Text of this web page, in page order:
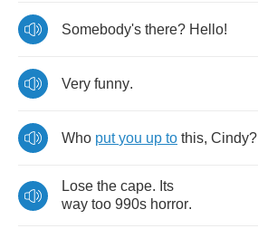
Somebody's there? Hello!
Very funny.
Who put you up to this, Cindy?
Lose the cape. Its
way too 990s horror.